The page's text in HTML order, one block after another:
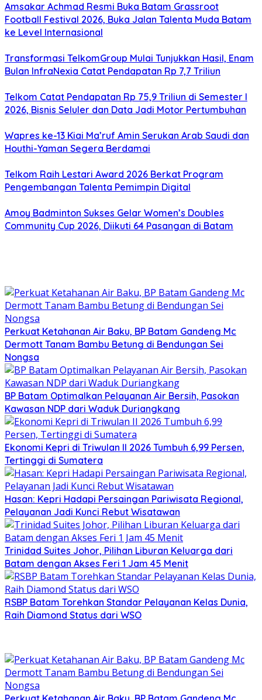
Amsakar Achmad Resmi Buka Batam Grassroot
Football Festival 2026, Buka Jalan Talenta Muda Batam
ke Level Internasional
Transformasi TelkomGroup Mulai Tunjukkan Hasil, Enam
Bulan InfraNexia Catat Pendapatan Rp 7,7 Triliun
Telkom Catat Pendapatan Rp 75,9 Triliun di Semester I
2026, Bisnis Seluler dan Data Jadi Motor Pertumbuhan
Wapres ke-13 Kiai Ma’ruf Amin Serukan Arab Saudi dan
Houthi-Yaman Segera Berdamai
Telkom Raih Lestari Award 2026 Berkat Program
Pengembangan Talenta Pemimpin Digital
Amoy Badminton Sukses Gelar Women’s Doubles
Community Cup 2026, Diikuti 64 Pasangan di Batam
Perkuat Ketahanan Air Baku, BP Batam Gandeng Mc
Dermott Tanam Bambu Betung di Bendungan Sei
Nongsa
BP Batam Optimalkan Pelayanan Air Bersih, Pasokan
Kawasan NDP dari Waduk Duriangkang
Ekonomi Kepri di Triwulan II 2026 Tumbuh 6,99 Persen,
Tertinggi di Sumatera
Hasan: Kepri Hadapi Persaingan Pariwisata Regional,
Pelayanan Jadi Kunci Rebut Wisatawan
Trinidad Suites Johor, Pilihan Liburan Keluarga dari
Batam dengan Akses Feri 1 Jam 45 Menit
RSBP Batam Torehkan Standar Pelayanan Kelas Dunia,
Raih Diamond Status dari WSO